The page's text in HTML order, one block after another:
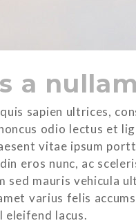
a nullam
sapien ultrices,
odio lectus et
vitae ipsum
eros nunc, ac
mauris vehicula
varius felis
eleifend lacus.